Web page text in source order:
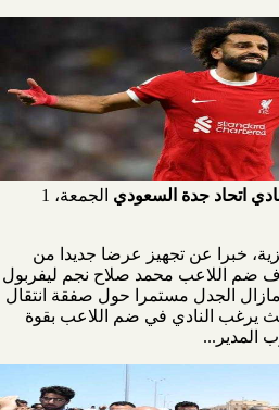
اتحاد جدة السعودي
الجمعة، 1
خبرا عن تجهيز عرضا جديدا من
ضم اللاعب محمد صلاح نجم ليفربول
الجدل مستمرا حول صفقة انتقال
يرغب النادي في ضم اللاعب بقوة
المدير...